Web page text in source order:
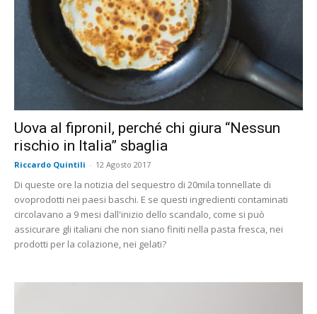
Uova al fipronil, perché chi giura “Nessun
rischio in Italia” sbaglia
Riccardo Quintili - 12 Agosto 2017
Di queste ore la notizia del sequestro di 20mila tonnellate di
ovoprodotti nei paesi baschi. E se questi ingredienti contaminati
circolavano a 9 mesi dall'inizio dello scandalo, come si può
assicurare gli italiani che non siano finiti nella pasta fresca, nei
prodotti per la colazione, nei gelati?